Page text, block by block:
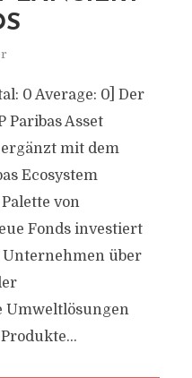
0 Average: 0] Der
Paribas Asset
ergänzt mit dem
Ecosystem
von
Fonds investiert
über
Umweltlösungen